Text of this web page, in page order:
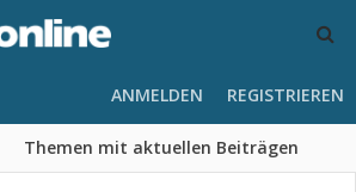
Themen mit aktuellen Beiträgen
ANMELDEN REGISTRIEREN